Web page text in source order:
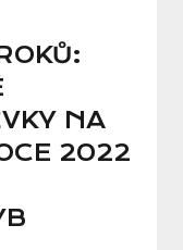
NA
2022